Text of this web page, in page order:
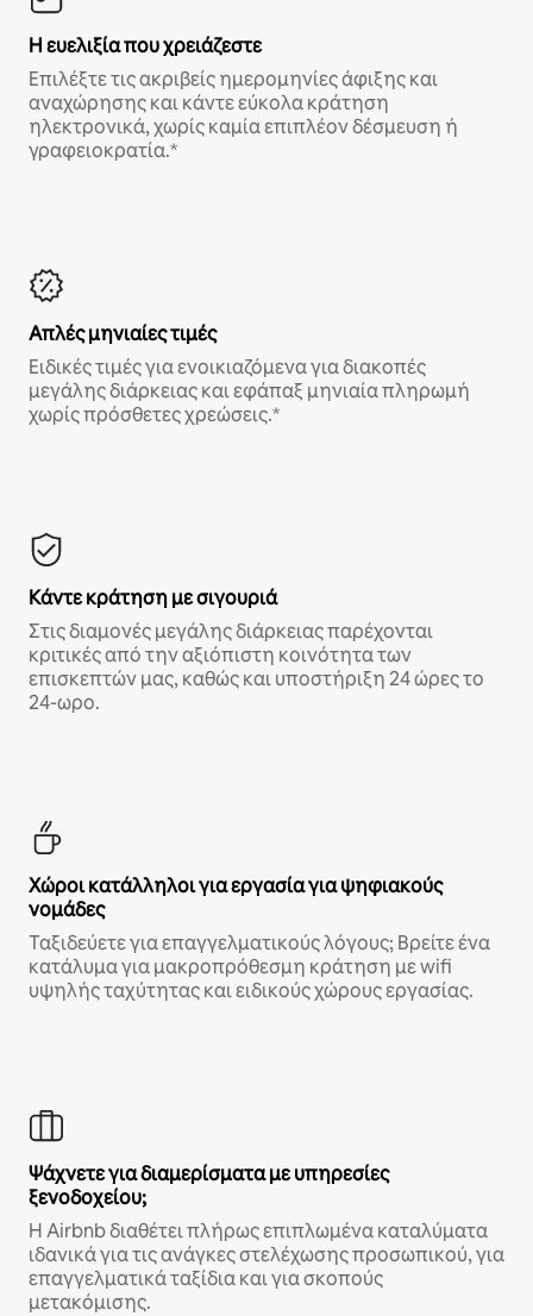
Η ευελιξία που χρειάζεστε
Επιλέξτε τις ακριβείς ημερομηνίες άφιξης και
αναχώρησης και κάντε εύκολα κράτηση
ηλεκτρονικά, χωρίς καμία επιπλέον δέσμευση ή
γραφειοκρατία.*
Απλές μηνιαίες τιμές
Ειδικές τιμές για ενοικιαζόμενα για διακοπές
μεγάλης διάρκειας και εφάπαξ μηνιαία πληρωμή
χωρίς πρόσθετες χρεώσεις.*
Κάντε κράτηση με σιγουριά
Στις διαμονές μεγάλης διάρκειας παρέχονται
κριτικές από την αξιόπιστη κοινότητα των
επισκεπτών μας, καθώς και υποστήριξη 24 ώρες το
24-ωρο.
Χώροι κατάλληλοι για εργασία για ψηφιακούς
νομάδες
Ταξιδεύετε για επαγγελματικούς λόγους; Βρείτε ένα
κατάλυμα για μακροπρόθεσμη κράτηση με wifi
υψηλής ταχύτητας και ειδικούς χώρους εργασίας.
Ψάχνετε για διαμερίσματα με υπηρεσίες
ξενοδοχείου;
Η Airbnb διαθέτει πλήρως επιπλωμένα καταλύματα
ιδανικά για τις ανάγκες στελέχωσης προσωπικού, για
επαγγελματικά ταξίδια και για σκοπούς
μετακόμισης.